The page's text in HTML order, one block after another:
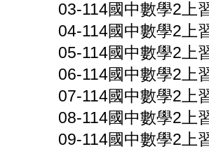
03-114國中數學2上
04-114國中數學2上
05-114國中數學2上
06-114國中數學2上
07-114國中數學2上
08-114國中數學2上
09-114國中數學2上